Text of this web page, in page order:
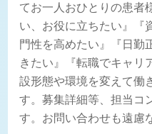
てお一人おひとりの患者
い、お役に立ちたい』『
門性を高めたい』『日勤
きたい』『転職でキャリ
設形態や環境を変えて働
す。募集詳細等、担当コ
す。お問い合わせも遠慮